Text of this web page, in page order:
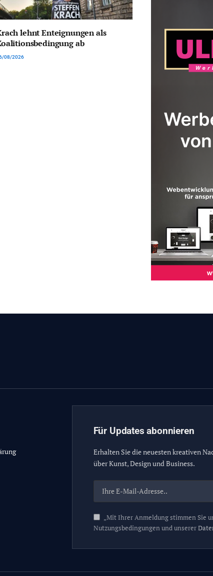
lehnt Enteignungen als
ab
08/2026
Für Updates abonnieren
Erhalten Sie die neuesten kreativen
über Kunst, Design und Business.
„Mit Ihrer Anmeldung stimmen Sie
Nutzungsbedingungen und unserer